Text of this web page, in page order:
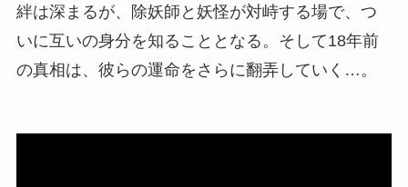
絆は深まるが、除妖師と妖怪が対峙する場で、つ
いに互いの身分を知ることとなる。そして18年前
の真相は、彼らの運命をさらに翻弄していく…。